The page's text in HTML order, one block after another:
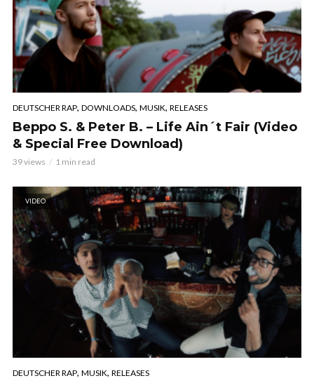
DEUTSCHER RAP, DOWNLOADS, MUSIK, RELEASES
Beppo S. & Peter B. – Life Ain´t Fair (Video
& Special Free Download)
39 views 1 min read
VIDEO
DEUTSCHER RAP, MUSIK, RELEASES